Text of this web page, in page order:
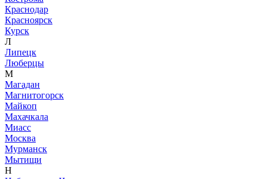
Краснодар
Красноярск
Курск
Л
Липецк
Люберцы
М
Магадан
Магнитогорск
Майкоп
Махачкала
Миасс
Москва
Мурманск
Мытищи
Н